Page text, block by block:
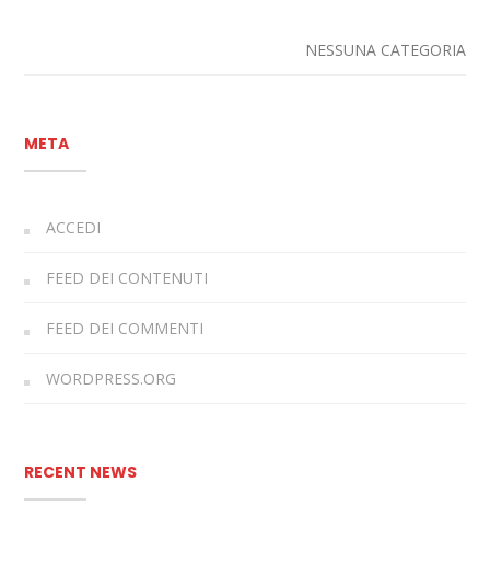
NESSUNA CATEGORIA
META
ACCEDI
FEED DEI CONTENUTI
FEED DEI COMMENTI
WORDPRESS.ORG
RECENT NEWS